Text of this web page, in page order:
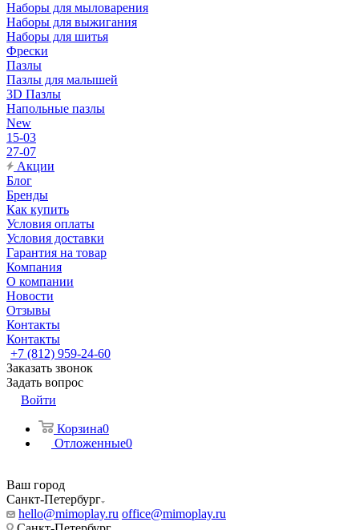
Наборы для мыловарения
Наборы для выжигания
Наборы для шитья
Фрески
Пазлы
Пазлы для малышей
3D Пазлы
Напольные пазлы
New
15-03
27-07
Акции
Блог
Бренды
Как купить
Условия оплаты
Условия доставки
Гарантия на товар
Компания
О компании
Новости
Отзывы
Контакты
Контакты
+7 (812) 959-24-60
Заказать звонок
Задать вопрос
Войти
Корзина0
Отложенные0
Ваш город
Санкт-Петербург
hello@mimoplay.ru office@mimoplay.ru